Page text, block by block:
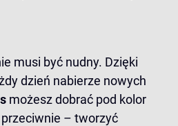
musi być nudny. Dzięki
dzień nabierze nowych
możesz dobrać pod kolor
– tworzyć